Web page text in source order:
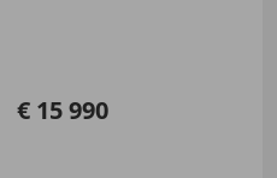
€ 15 990